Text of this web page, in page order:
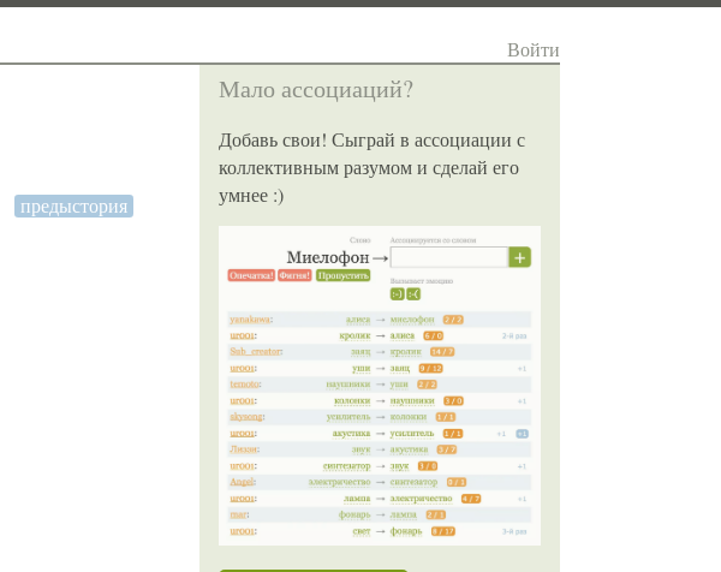
Войти
предыстория
Мало ассоциаций?
Добавь свои! Сыграй в ассоциации с
коллективным разумом и сделай его
умнее :)